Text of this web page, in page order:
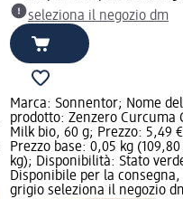
seleziona il negozio dm
Marca: Sonnentor; Nome del
prodotto: Zenzero Curcuma
Milk bio, 60 g; Prezzo: 5,49
Prezzo base: 0,05 kg (109,80
kg); Disponibilità: Stato
Disponibile per la consegna,
grigio seleziona il negozio